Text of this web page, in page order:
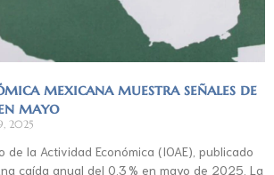
mexicana muestra señales de
mayo
2025
de la Actividad Económica (IOAE), publicado
caída anual del 0.3 % en mayo de 2025. La